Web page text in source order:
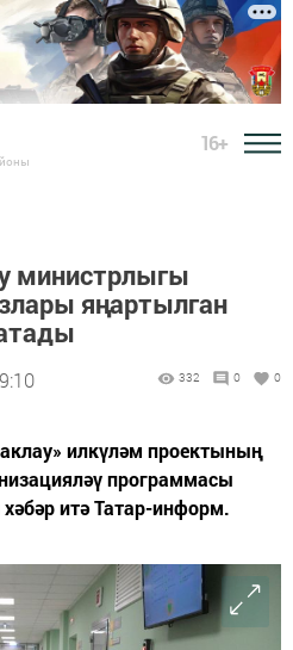
16+
министрлыгы
яңартылган
332 0 0
илкүләм проектының
программасы
итә Татар-информ.